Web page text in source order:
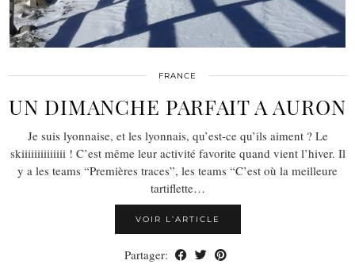
FRANCE
UN DIMANCHE PARFAIT A AURON
Je suis lyonnaise, et les lyonnais, qu’est-ce qu’ils aiment ? Le
skiiiiiiiiiiiiii ! C’est même leur activité favorite quand vient l’hiver. Il
y a les teams “Premières traces”, les teams “C’est où la meilleure
tartiflette…
VOIR L’ARTICLE
Partager: